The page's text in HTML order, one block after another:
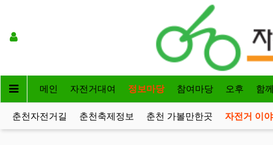
메인 자전거대여 정보마당 참여마당 오후 함
춘천자전거길 춘천축제정보 춘천 가볼만한곳 자전거 이